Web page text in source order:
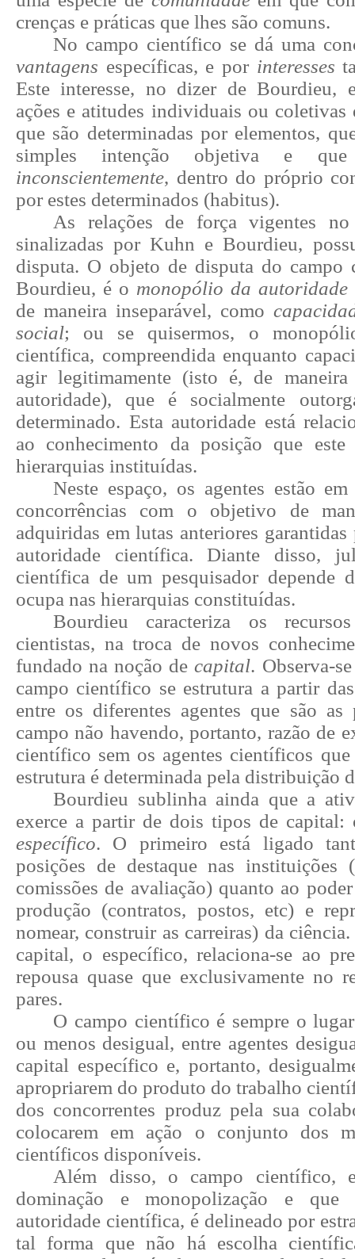
crenças e práticas que lhes são comuns.
No campo científico se dá uma
vantagens específicas, e por interesses
Este interesse, no dizer de Bourdieu,
ações e atitudes individuais ou coletivas
que são determinadas por elementos,
simples intenção objetiva e que
inconscientemente, dentro do próprio
por estes determinados (habitus).
As relações de força vigentes
sinalizadas por Kuhn e Bourdieu,
disputa. O objeto de disputa do campo
Bourdieu, é o monopólio da autoridade
de maneira inseparável, como
social; ou se quisermos, o
científica, compreendida enquanto
agir legitimamente (isto é, de
autoridade), que é socialmente
determinado. Esta autoridade está
ao conhecimento da posição que este
hierarquias instituídas.
Neste espaço, os agentes estão
concorrências com o objetivo de
adquiridas em lutas anteriores
autoridade científica. Diante disso,
científica de um pesquisador depende
ocupa nas hierarquias constituídas.
Bourdieu caracteriza os
cientistas, na troca de novos
fundado na noção decapital. Observa-
campo científico se estrutura a partir
entre os diferentes agentes que são
campo não havendo, portanto, razão de
científico sem os agentes científicos
estrutura é determinada pela distribuição
Bourdieu sublinha ainda que a
exerce a partir de dois tipos de
específico. O primeiro está ligado
posições de destaque nas instituições
comissões de avaliação) quanto ao
produção (contratos, postos, etc) e
nomear, construir as carreiras) da
capital, o específico, relaciona-se ao
repousa quase que exclusivamente no
pares.
O campo científico é sempre o
ou menos desigual, entre agentes
capital específico e, portanto,
apropriarem do produto do trabalho
dos concorrentes produz pela sua
colocarem em ação o conjunto dos
científicos disponíveis.
Além disso, o campo científico,
dominação e monopolização e que
autoridade científica, é delineado por
tal forma que não há escolha